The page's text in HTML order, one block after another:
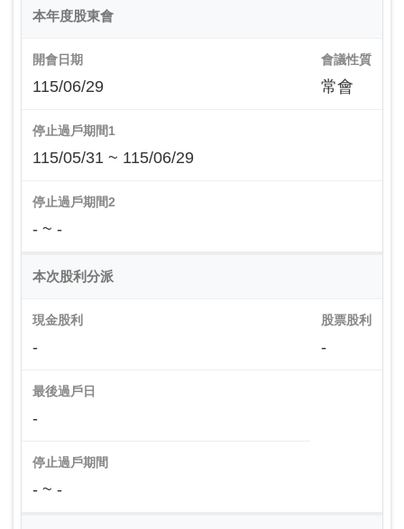
本年度股東會
開會日期
115/06/29
會議性質
常會
停止過戶期間1
115/05/31 ~ 115/06/29
停止過戶期間2
- ~ -
本次股利分派
現金股利
-
股票股利
-
最後過戶日
-
停止過戶期間
- ~ -